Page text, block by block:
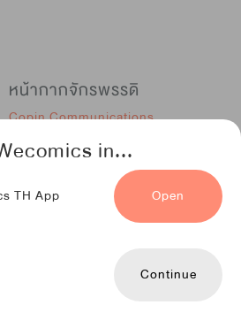
in...
TH App Open
Continue
หน้ากากจักรพรรดิ
Copin Communications
Breaking News ฉันแต่งงานกับท่านดยุก